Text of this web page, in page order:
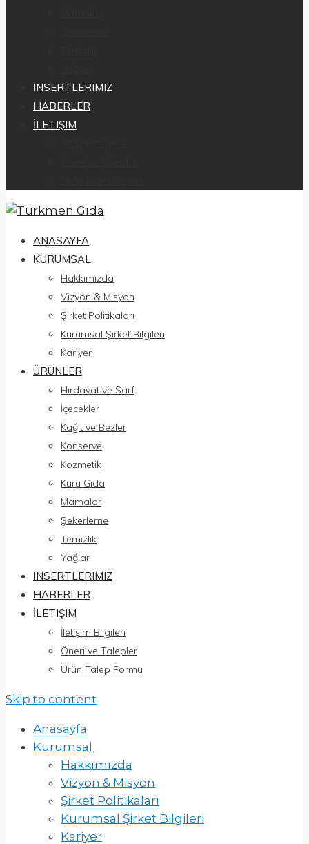
INSERTLERIMIZ
HABERLER
İLETIŞIM
ANASAYFA
KURUMSAL
Hakkımızda
Vizyon & Misyon
Şirket Politikaları
Kurumsal Şirket Bilgileri
Kariyer
ÜRÜNLER
Hırdavat ve Sarf
İçecekler
Kağıt ve Bezler
Konserve
Kozmetik
Kuru Gıda
Mamalar
Şekerleme
Temizlik
Yağlar
INSERTLERIMIZ
HABERLER
İLETIŞIM
İletişim Bilgileri
Öneri ve Talepler
Ürün Talep Formu
Skip to content
Anasayfa
Kurumsal
Hakkımızda
Vizyon & Misyon
Şirket Politikaları
Kurumsal Şirket Bilgileri
Kariyer